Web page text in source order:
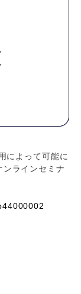
によって可能に
ンラインセミナ